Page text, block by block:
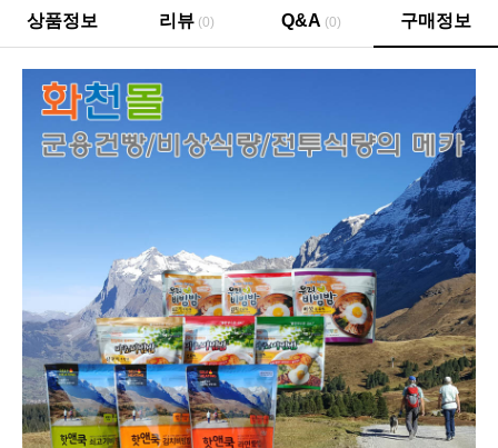
상품정보 리뷰 (0) Q&A (0) 구매정보